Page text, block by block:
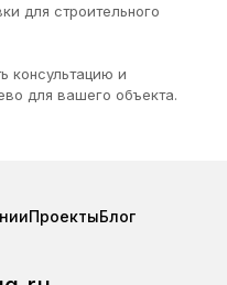
для строительного
консультацию и
для вашего объекта.
ПроектыБлог